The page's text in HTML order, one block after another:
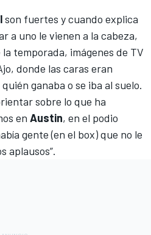
son fuertes y cuando explica
a uno le vienen a la cabeza,
temporada, imágenes de TV
donde las caras eran
ganaba o se iba al suelo.
sobre lo que ha
en Austin, en el podio
gente (en el box) que no le
aplausos”.